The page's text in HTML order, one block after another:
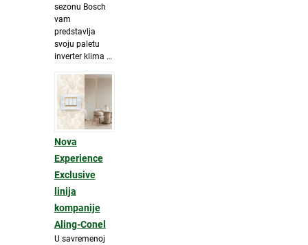
sezonu Bosch
vam
predstavlja
svoju paletu
inverter klima …
Nova
Experience
Exclusive
linija
kompanije
Aling-Conel
U savremenoj